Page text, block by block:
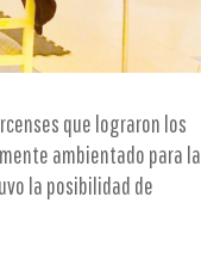
que lograron los
ambientado para la
la posibilidad de